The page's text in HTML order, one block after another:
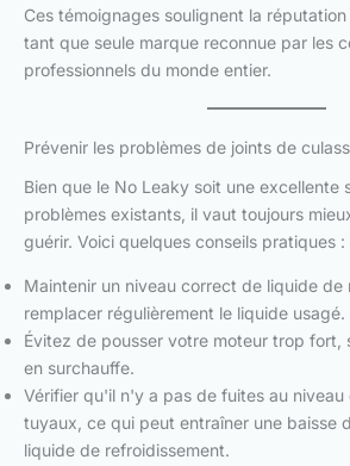
Ces témoignages soulignent la
tant que seule marque reconnue par les
professionnels du monde entier.
Prévenir les problèmes de joints de
Bien que le No Leaky soit une excellente
problèmes existants, il vaut toujours
guérir. Voici quelques conseils pratiques :
Maintenir un niveau correct de liquide de
remplacer régulièrement le liquide usagé.
Évitez de pousser votre moteur trop fort,
en surchauffe.
Vérifier qu'il n'y a pas de fuites au
tuyaux, ce qui peut entraîner une baisse
liquide de refroidissement.